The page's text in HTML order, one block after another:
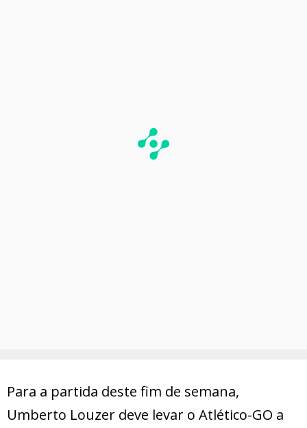
Para a partida deste fim de semana,
Umberto Louzer deve levar o Atlético-GO a